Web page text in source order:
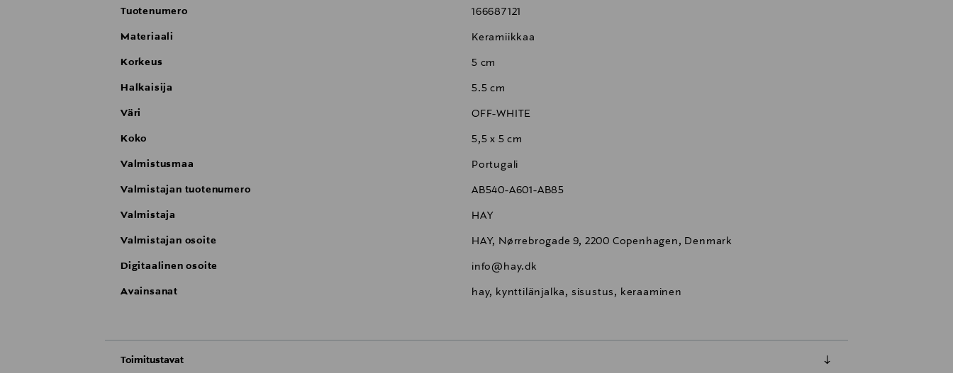
Tuotenumero 166687121
Materiaali Keramiikkaa
Korkeus 5 cm
Halkaisija 5.5 cm
Väri OFF-WHITE
Koko 5,5 x 5 cm
Valmistusmaa Portugali
Valmistajan tuotenumero AB540-A601-AB85
Valmistaja HAY
Valmistajan osoite HAY, Nørrebrogade 9, 2200 Copenhagen, Denmark
Digitaalinen osoite info@hay.dk
Avainsanat hay, kynttilänjalka, sisustus, keraaminen
Toimitustavat